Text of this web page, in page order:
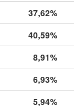
37,62%
40,59%
8,91%
6,93%
5,94%